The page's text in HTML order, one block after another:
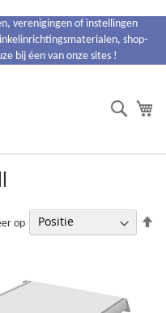
verenigingen of instellingen
shop-
bij éen van onze sites !
Search
op